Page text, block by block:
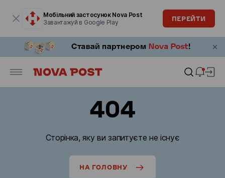
Мобільний застосунок Nova Post
Завантажуй в Google Play
ПЕРЕЙТИ
404
Сторінка, яку ви запитуєте не існує
НА ГОЛОВНУ